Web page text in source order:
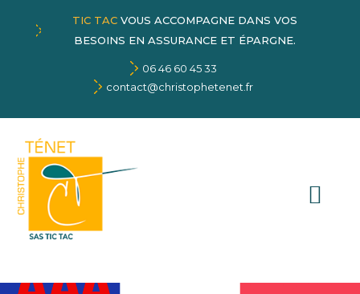
TIC TACVOUS ACCOMPAGNE DANS VOS
BESOINS EN ASSURANCE ET ÉPARGNE.
06 46 60 45 33
contact@christophetenet.fr